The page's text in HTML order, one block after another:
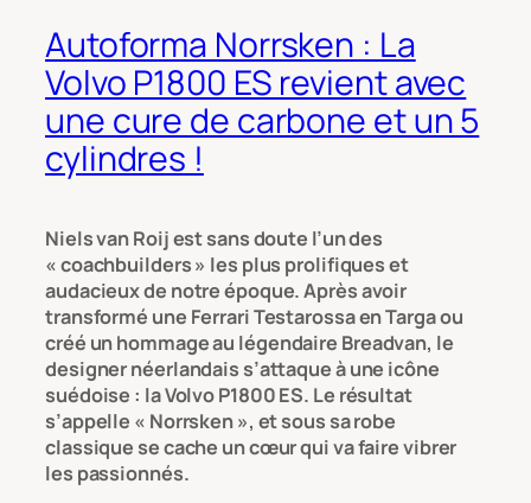
Autoforma Norrsken : La
Volvo P1800 ES revient avec
une cure de carbone et un 5
cylindres !
Niels van Roij est sans doute l’un des
« coachbuilders » les plus prolifiques et
audacieux de notre époque. Après avoir
transformé une Ferrari Testarossa en Targa ou
créé un hommage au légendaire Breadvan, le
designer néerlandais s’attaque à une icône
suédoise : la Volvo P1800 ES. Le résultat
s’appelle « Norrsken », et sous sa robe
classique se cache un cœur qui va faire vibrer
les passionnés.